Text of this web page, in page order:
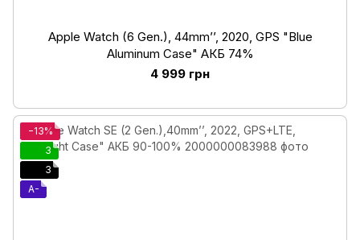
Apple Watch (6 Gen.), 44mm’’, 2020, GPS "Blue
Aluminum Case" АКБ 74%
4 999 грн
−13%
3
3
A-